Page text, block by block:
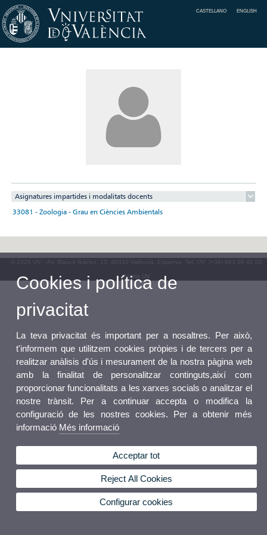
CASTELLANO ENGLISH
Asignatures impartides i modalitats docents
33081 - Zoologia - Grau en Ciències Ambientals
© 2026 UV. - Av. Blasco Ibáñez, 13. 46010 València. Espanya. Tel. UV: (+34) 963 86 41 00
Bústia UV
Cookies i política de
privacitat
La teva privacitat és important per a nosaltres. Per això,
t'informem que utilitzem cookies pròpies i de tercers per a
realitzar anàlisis d'ús i mesurament de la nostra pàgina web
amb la finalitat de personalitzar continguts,així com
proporcionar funcionalitats a les xarxes socials o analitzar el
nostre trànsit. Per a continuar accepta o modifica la
configuració de les nostres cookies. Per a obtenir més
informació Més informació
Acceptar tot
Reject All Cookies
Configurar cookies